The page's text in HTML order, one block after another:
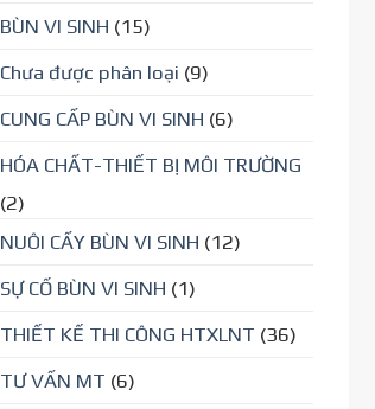
BÙN VI SINH (15)
Chưa được phân loại (9)
CUNG CẤP BÙN VI SINH (6)
HÓA CHẤT-THIẾT BỊ MÔI TRƯỜNG
(2)
NUÔI CẤY BÙN VI SINH (12)
SỰ CỐ BÙN VI SINH (1)
THIẾT KẾ THI CÔNG HTXLNT (36)
TƯ VẤN MT (6)